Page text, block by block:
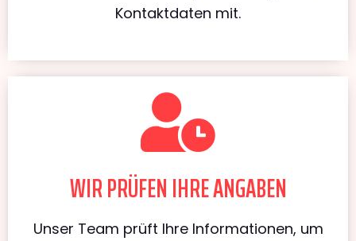
Kontaktdaten mit.
WIR PRÜFEN IHRE ANGABEN
Unser Team prüft Ihre Informationen, um